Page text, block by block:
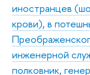
иностранцев
крови), в
инженерной
полковник,